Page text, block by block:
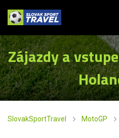
Zájazdy a
SlovakSportTravel MotoGP